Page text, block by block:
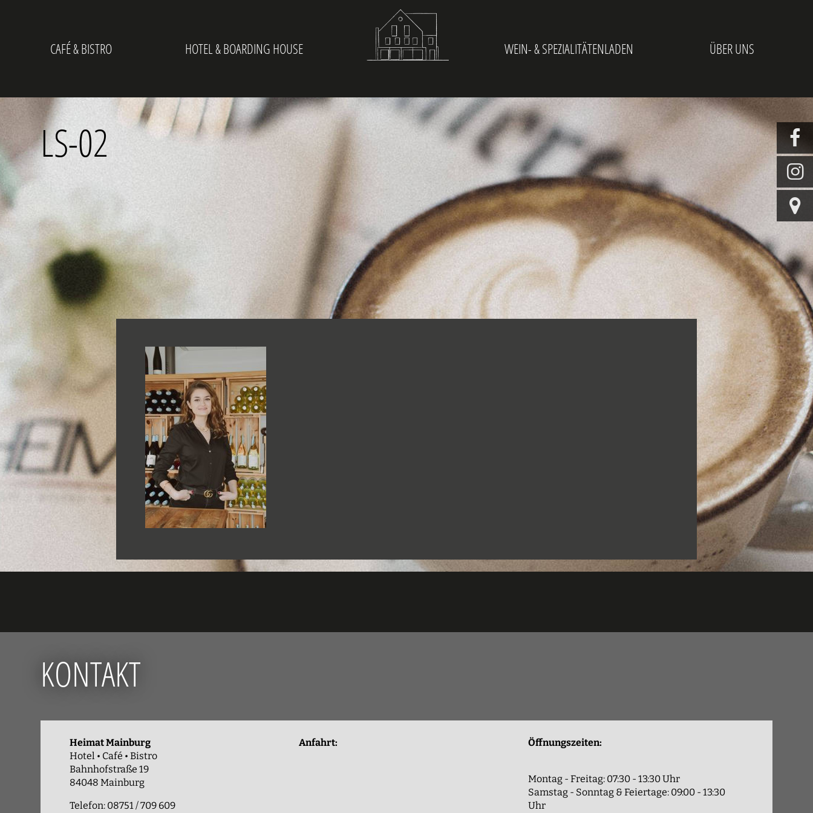
CAFÉ & BISTRO HOTEL & BOARDING HOUSE WEIN- & SPEZIALITÄTENLADEN ÜBER UNS
LS-02
KONTAKT
Heimat Mainburg
Hotel • Café • Bistro
Bahnhofstraße 19
84048 Mainburg
Telefon: 08751 / 709 609
Anfahrt: Öffnungszeiten:
Montag - Freitag: 07:30 - 13:30 Uhr
Samstag - Sonntag & Feiertage: 09:00 - 13:30
Uhr


